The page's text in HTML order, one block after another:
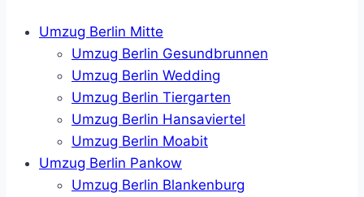
Umzug Berlin Mitte
Umzug Berlin Gesundbrunnen
Umzug Berlin Wedding
Umzug Berlin Tiergarten
Umzug Berlin Hansaviertel
Umzug Berlin Moabit
Umzug Berlin Pankow
Umzug Berlin Blankenburg